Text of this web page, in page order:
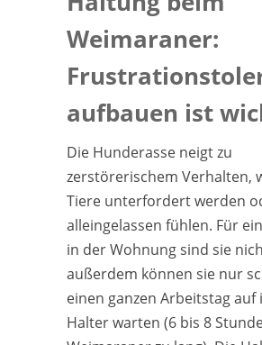
Weimaraner:
aufbauen ist
Die Hunderasse neigt zu
zerstörerischem Verhalten,
Tiere unterfordert werden
alleingelassen fühlen. Für
in der Wohnung sind sie
außerdem können sie nur
einen ganzen Arbeitstag auf
Halter warten (6 bis 8